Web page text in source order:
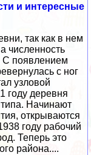
и интересные
так как в нем
численность
С появлением
с ног
узловой
году деревня
типа. Начинают
открываются
году рабочий
Теперь это
района....